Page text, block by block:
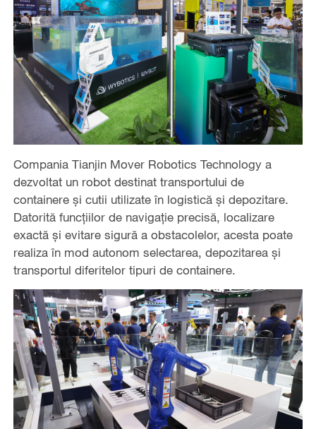
Compania Tianjin Mover Robotics Technology a
dezvoltat un robot destinat transportului de
containere și cutii utilizate în logistică și depozitare.
Datorită funcțiilor de navigație precisă, localizare
exactă și evitare sigură a obstacolelor, acesta poate
realiza în mod autonom selectarea, depozitarea și
transportul diferitelor tipuri de containere.